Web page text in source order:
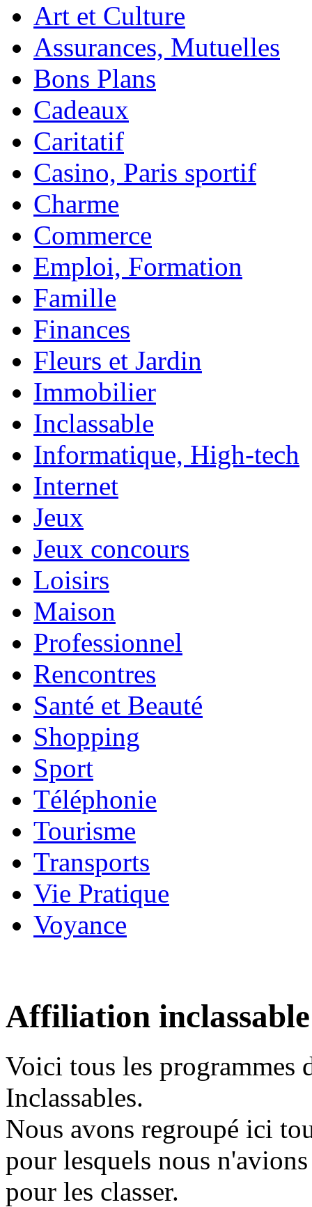
Art et Culture
Assurances, Mutuelles
Bons Plans
Cadeaux
Caritatif
Casino, Paris sportif
Charme
Commerce
Emploi, Formation
Famille
Finances
Fleurs et Jardin
Immobilier
Inclassable
Informatique, High-tech
Internet
Jeux
Jeux concours
Loisirs
Maison
Professionnel
Rencontres
Santé et Beauté
Shopping
Sport
Téléphonie
Tourisme
Transports
Vie Pratique
Voyance
Affiliation
Voici tous les
Inclassables.
Nous avons regroupé ici
pour lesquels nous
pour les classer.